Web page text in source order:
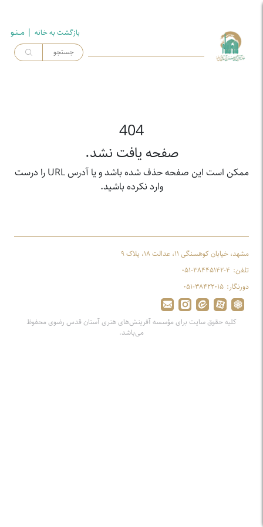
بازگشت به خـانه | مــنـو
404
صفحه یافت نشد.
ممکن است این صفحه حذف شده باشد و یا آدرس URL را درست
وارد نکرده باشید.
مشهد، خیابان کوهسنگی ۱۱، عدالت ۱۸، پلاک ۹
تلفن: ۰۵۱-۳۸۴۴۵۱۴۲-۴
دورنگار: ۰۵۱-۳۸۴۲۲۰۱۵
کلیه حقوق سایت برای مؤسسه آفرینش‌های هنری آستان قدس رضوی محفوظ
می‌باشد.